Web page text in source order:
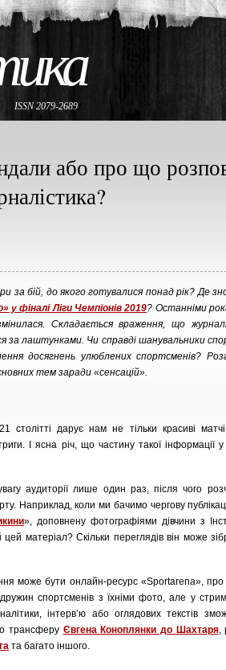
ISSN 2079-2689
або про що
за бій, до якого готувалися понад рік? Де
фіналі Ліги Чемпіонів 2019? Останніми
Складається враження, що
за лаштунками. Чи справді шанувальники
досягнень улюблених спортсменів?
тем заради «сенсацій».
дарує нам не тільки красиві
І ясна річ, що частину такої інформації
аудиторії лише один раз, після чого
Наприклад, коли ми бачимо чергову
», доповнену фотографіями дівчини з
матеріал? Скільки переглядів він може
може бути онлайн-ресурс «Sportarena»,
спортсменів з їхніми фото, але у
інтерв’ю або оглядових текстів
трансферу Євгена Коноплянки до Шахтаря,
та багато іншого.